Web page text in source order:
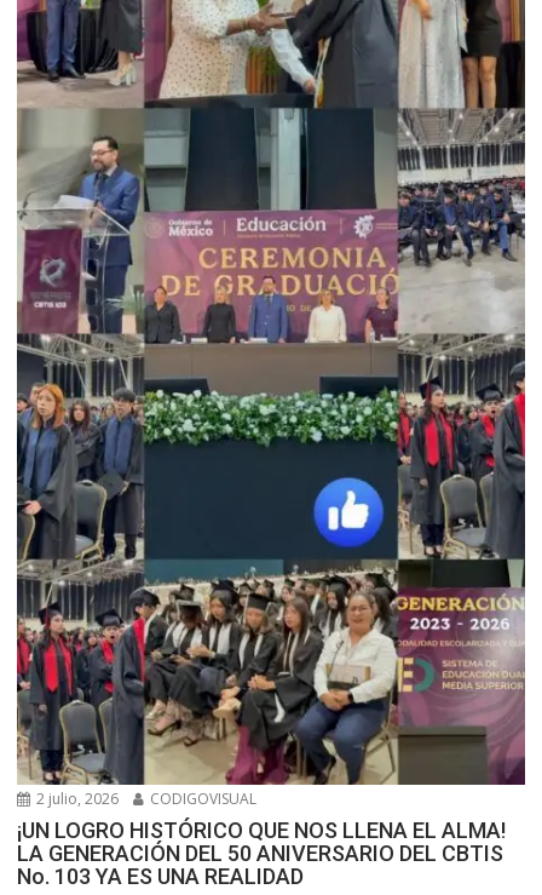
2 julio, 2026 CODIGOVISUAL
¡UN LOGRO HISTÓRICO QUE NOS LLENA EL ALMA!
LA GENERACIÓN DEL 50 ANIVERSARIO DEL CBTIS
No. 103 YA ES UNA REALIDAD